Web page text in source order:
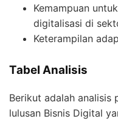
Kemampuan
digitalisasi di
Keterampilan
Tabel Analisis
Berikut adalah analisis
lulusan Bisnis Digital